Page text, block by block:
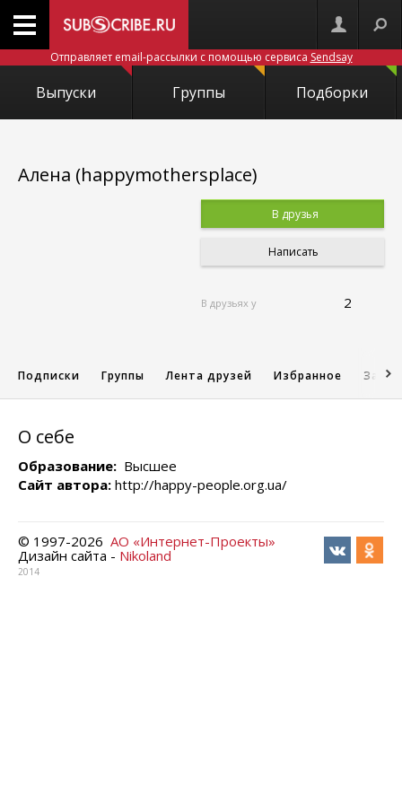
Отправляет email-рассылки с помощью сервиса Sendsay
Выпуски Группы Подборки
Алена (happymothersplace)
В друзья
Написать
В друзьях у 2
Подписки Группы Лента друзей Избранное
О себе
Образование: Высшее
Сайт автора: http://happy-people.org.ua/
© 1997-2026 АО «Интернет-Проекты»
Дизайн сайта - Nikoland
2014